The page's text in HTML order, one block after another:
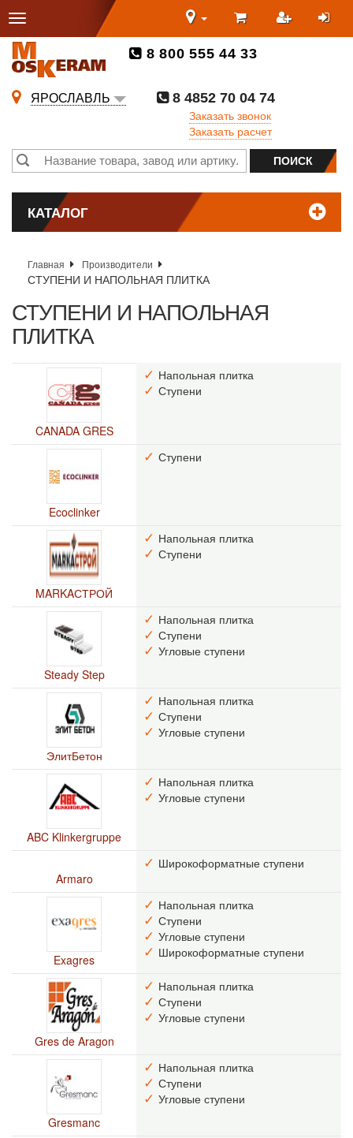
8 800 555 44 33
ЯРОСЛАВЛЬ
8 4852 70 04 74
Заказать звонок
Заказать расчет
КАТАЛОГ
Главная Производители
СТУПЕНИ И НАПОЛЬНАЯ ПЛИТКА
СТУПЕНИ И НАПОЛЬНАЯ
ПЛИТКА
CANADA GRES
Напольная плитка
Ступени
Ecoclinker
Ступени
MARKAСТРОЙ
Напольная плитка
Ступени
Steady Step
Напольная плитка
Ступени
Угловые ступени
ЭлитБетон
Напольная плитка
Ступени
Угловые ступени
ABC Klinkergruppe
Напольная плитка
Угловые ступени
Armaro
Широкоформатные ступени
Exagres
Напольная плитка
Ступени
Угловые ступени
Широкоформатные ступени
Gres de Aragon
Напольная плитка
Ступени
Угловые ступени
Gresmanc
Напольная плитка
Ступени
Угловые ступени